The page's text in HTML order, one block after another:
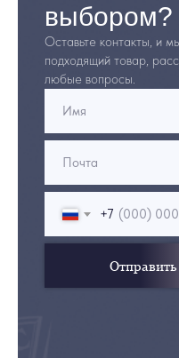
выбором?
Оставьте контакты, и
подходящий товар,
любые вопросы.
+7
Отправить